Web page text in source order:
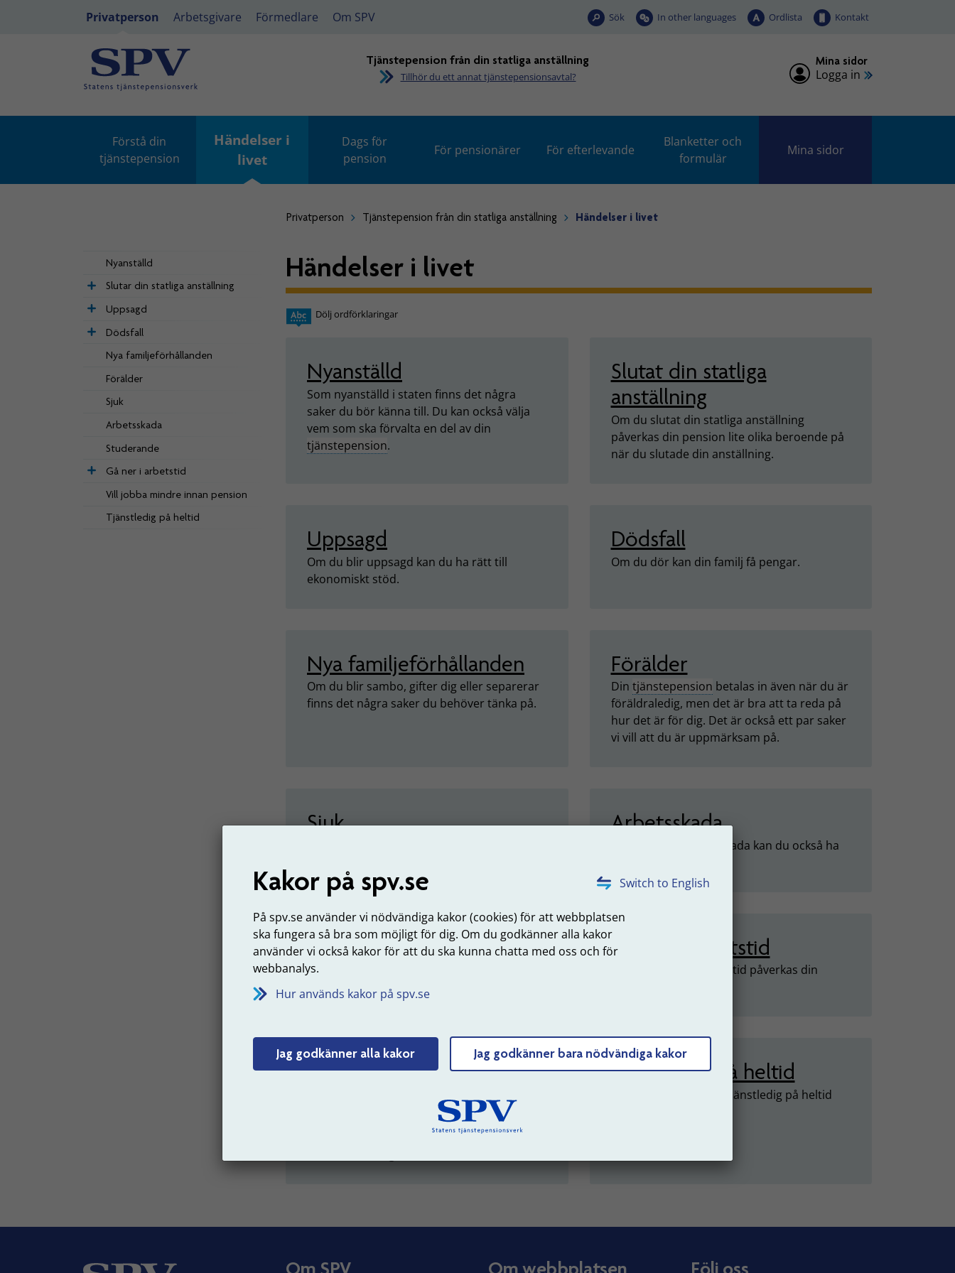
Switch to English
Kakor på spv.se
På spv.se använder vi nödvändiga kakor (cookies) för att webbplatsen
ska fungera så bra som möjligt för dig. Om du godkänner alla kakor
använder vi också kakor för att du ska kunna chatta med oss och för
webbanalys.
Hur används kakor på spv.se
Jag godkänner alla kakor Jag godkänner bara nödvändiga kakor
Privatperson Arbetsgivare Förmedlare Om SPV Sök In other languages Ordlista Kontakt
Tjänstepension från din statliga anställning
Tillhör du ett annat tjänstepensionsavtal?
Mina sidor
Logga in
Förstå din
tjänstepension
Händelser i
livet
Dags för
pension
För pensionärer För efterlevande
Blanketter och
formulär
Mina sidor
Privatperson Tjänstepension från din statliga anställning Händelser i livet
Nyanställd
Slutar din statliga anställning
Uppsagd
Dödsfall
­­Nya familje­förhållanden
Förälder
Sjuk
Arbetsskada
Studerande
Gå ner i arbetstid
Vill jobba mindre innan pension
Tjänstledig på heltid
Händelser i livet
Dölj ordförklaringar
Nyanställd
Som nyanställd i staten finns det några
saker du bör känna till. Du kan också välja
vem som ska förvalta en del av din
tjänstepension.
Slutat din statliga
anställning
Om du slutat din statliga anställning
påverkas din pension lite olika beroende på
när du slutade din anställning.
Uppsagd
Om du blir uppsagd kan du ha rätt till
ekonomiskt stöd.
Dödsfall
Om du dör kan din familj få pengar.
Nya familjeförhållanden
Om du blir sambo, gifter dig eller separerar
finns det några saker du behöver tänka på.
Förälder
Din tjänstepension betalas in även när du är
föräldraledig, men det är bra att ta reda på
hur det är för dig. Det är också ett par saker
vi vill att du är uppmärksam på.
Sjuk Arbetsskada
Om du får en arbetsskada kan du också ha
Studerande
Om du tar tjänstledigt för att studera
påverkas din
tjänstepension
Gå ner i arbetstid
Om du går ner i arbetstid påverkas din
Vill jobba mindre innan
Om du vill du gå ner i arbetstid innan
pensionering behöver du komma överens
Tjänstledig på heltid
Om du väljer att vara tjänstledig på heltid